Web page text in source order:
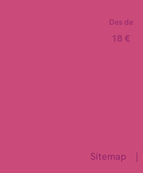
Des de
18 €
Sitemap |